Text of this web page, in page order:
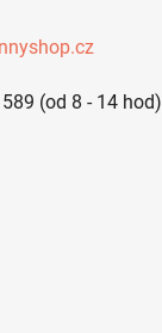
(od 8 - 14 hod)